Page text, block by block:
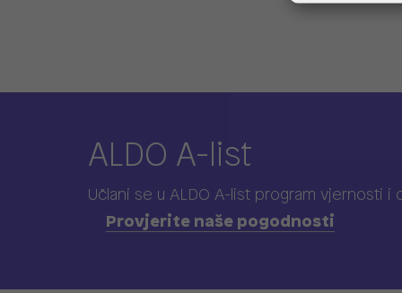
ALDO A-list
Učlani se u ALDO A-list program vjernosti i
Provjerite naše pogodnosti